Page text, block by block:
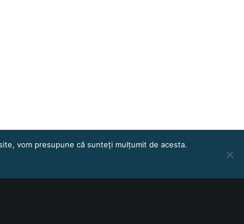
vom presupune că sunteți mulțumit de acesta.